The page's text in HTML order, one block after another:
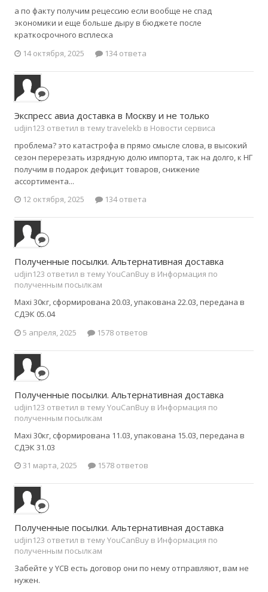
а по факту получим рецессию если вообще не спад
экономики и еще больше дыру в бюджете после
краткосрочного всплеска
14 октября, 2025
134 ответа
Экспресс авиа доставка в Москву и не только
udjin123 ответил в тему travelekb в Новости сервиса
проблема? это катастрофа в прямо смысле слова, в высокий
сезон перерезать изрядную долю импорта, так на долго, к НГ
получим в подарок дефицит товаров, снижение
ассортимента...
12 октября, 2025
134 ответа
Полученные посылки. Альтернативная доставка
udjin123 ответил в тему YouCanBuy в Информация по
полученным посылкам
Maxi 30кг, сформирована 20.03, упакована 22.03, передана в
СДЭК 05.04
5 апреля, 2025
1578 ответов
Полученные посылки. Альтернативная доставка
udjin123 ответил в тему YouCanBuy в Информация по
полученным посылкам
Maxi 30кг, сформирована 11.03, упакована 15.03, передана в
СДЭК 31.03
31 марта, 2025
1578 ответов
Полученные посылки. Альтернативная доставка
udjin123 ответил в тему YouCanBuy в Информация по
полученным посылкам
Забейте у YCB есть договор они по нему отправляют, вам не
нужен.